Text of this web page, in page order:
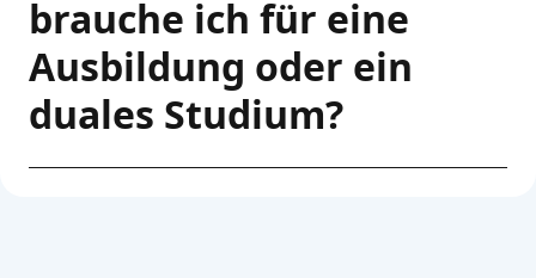
brauche ich für eine
Ausbildung oder ein
duales Studium?